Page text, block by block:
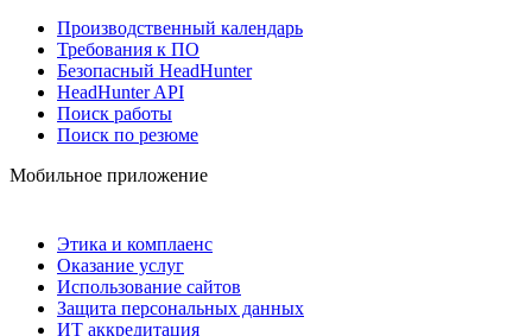
Производственный календарь
Требования к ПО
Безопасный HeadHunter
HeadHunter API
Поиск работы
Поиск по резюме
Мобильное приложение
Этика и комплаенс
Оказание услуг
Использование сайтов
Защита персональных данных
ИТ аккредитация